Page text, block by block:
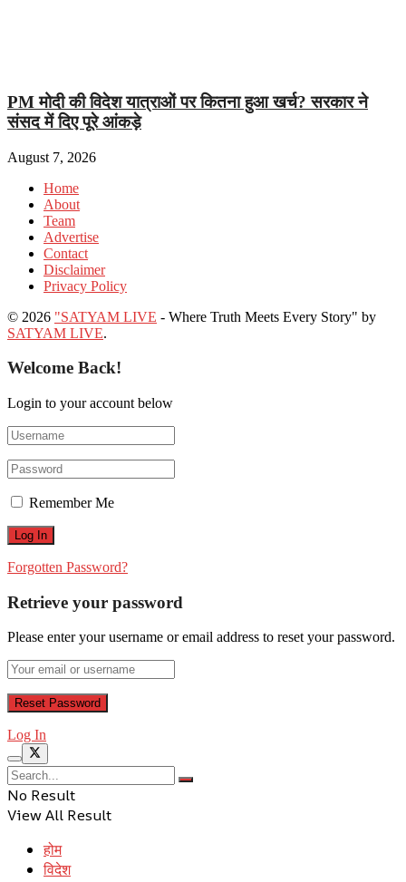
PM मोदी की विदेश यात्राओं पर कितना हुआ खर्च? सरकार ने
संसद में दिए पूरे आंकड़े
August 7, 2026
Home
About
Team
Advertise
Contact
Disclaimer
Privacy Policy
© 2026 "SATYAM LIVE - Where Truth Meets Every Story" by
SATYAM LIVE.
Welcome Back!
Login to your account below
Remember Me
Forgotten Password?
Retrieve your password
Please enter your username or email address to reset your password.
Log In
No Result
View All Result
होम
विदेश